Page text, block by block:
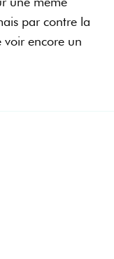
par contre la
voir encore un